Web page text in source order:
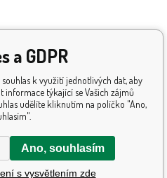
a GDPR
k využití jednotlivých dat, aby
týkající se Vašich zájmů
udělíte kliknutím na políčko "Ano,
Ano, souhlasím
s vysvětlením zde